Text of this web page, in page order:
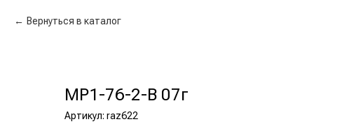
Вернуться в каталог
МР1-76-2-В 07г
Артикул: raz622